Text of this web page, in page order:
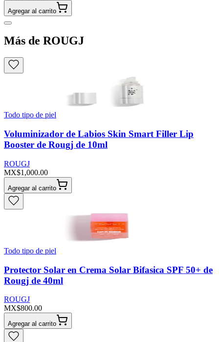
Agregar al carrito
Más de ROUGJ
Todo tipo de piel
Voluminizador de Labios Skin Smart Filler Lip
Booster de Rougj de 10ml
ROUGJ
MX$1,000.00
Agregar al carrito
Todo tipo de piel
Protector Solar en Crema Solar Bifasica SPF 50+ de
Rougj de 40ml
ROUGJ
MX$800.00
Agregar al carrito